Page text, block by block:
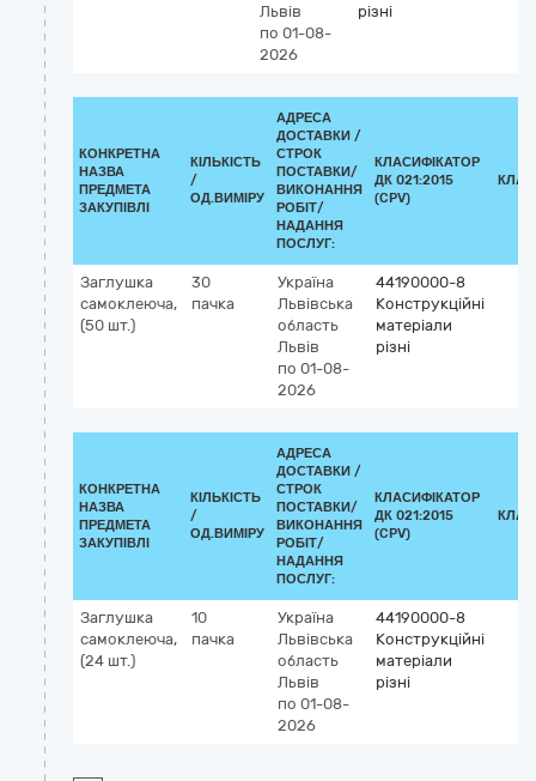
Львів
по 01-08-
2026
різні
КОНКРЕТНА
НАЗВА
ПРЕДМЕТА
ЗАКУПІВЛІ
КІЛЬКІСТЬ
/
ОД.ВИМІРУ
АДРЕСА
ДОСТАВКИ /
СТРОК
ПОСТАВКИ/
ВИКОНАННЯ
РОБІТ/
НАДАННЯ
ПОСЛУГ:
КЛАСИФІКАТОР
ДК 021:2015
(CPV)
Заглушка
самоклеюча,
(50 шт.)
30
пачка
Україна
Львівська
область
Львів
по 01-08-
2026
44190000-8
Конструкційні
матеріали
різні
КОНКРЕТНА
НАЗВА
ПРЕДМЕТА
ЗАКУПІВЛІ
КІЛЬКІСТЬ
/
ОД.ВИМІРУ
АДРЕСА
ДОСТАВКИ /
СТРОК
ПОСТАВКИ/
ВИКОНАННЯ
РОБІТ/
НАДАННЯ
ПОСЛУГ:
КЛАСИФІКАТОР
ДК 021:2015
(CPV)
Заглушка
самоклеюча,
(24 шт.)
10
пачка
Україна
Львівська
область
Львів
по 01-08-
2026
44190000-8
Конструкційні
матеріали
різні